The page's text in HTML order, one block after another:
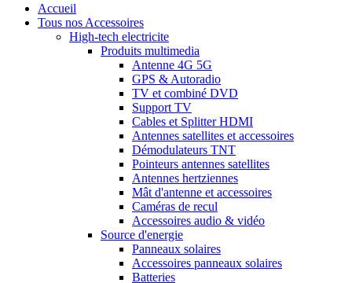
Accueil
Tous nos Accessoires
High-tech electricite
Produits multimedia
Antenne 4G 5G
GPS & Autoradio
TV et combiné DVD
Support TV
Cables et Splitter HDMI
Antennes satellites et accessoires
Démodulateurs TNT
Pointeurs antennes satellites
Antennes hertziennes
Mât d'antenne et accessoires
Caméras de recul
Accessoires audio & vidéo
Source d'energie
Panneaux solaires
Accessoires panneaux solaires
Batteries